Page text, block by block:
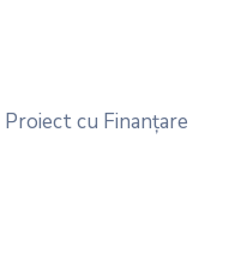
cu Finanțare